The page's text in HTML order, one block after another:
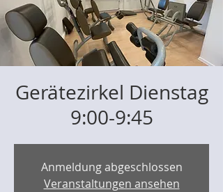
Gerätezirkel Dienstag
9:00-9:45
Anmeldung abgeschlossen
Veranstaltungen ansehen